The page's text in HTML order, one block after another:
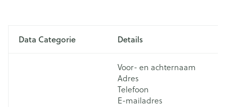
Data Categorie Details
Voor- en achternaam
Adres
Telefoon
E-mailadres